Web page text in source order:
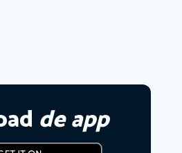
de app